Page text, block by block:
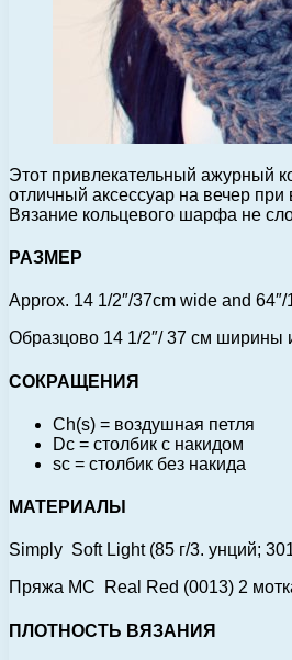
Этот привлекательный ажурный
отличный аксессуар на вечер при
Вязание кольцевого шарфа не
РАЗМЕР
Approx. 14 1/2″/37cm wide and
Образцово 14 1/2″/ 37 см ширины
СОКРАЩЕНИЯ
Ch(s) = воздушная петля
Dc = столбик с накидом
sc = столбик без накида
МАТЕРИАЛЫ
Simply Soft Light (85 г/3. унций;
Пряжа MC Real Red (0013) 2
ПЛОТНОСТЬ ВЯЗАНИЯ